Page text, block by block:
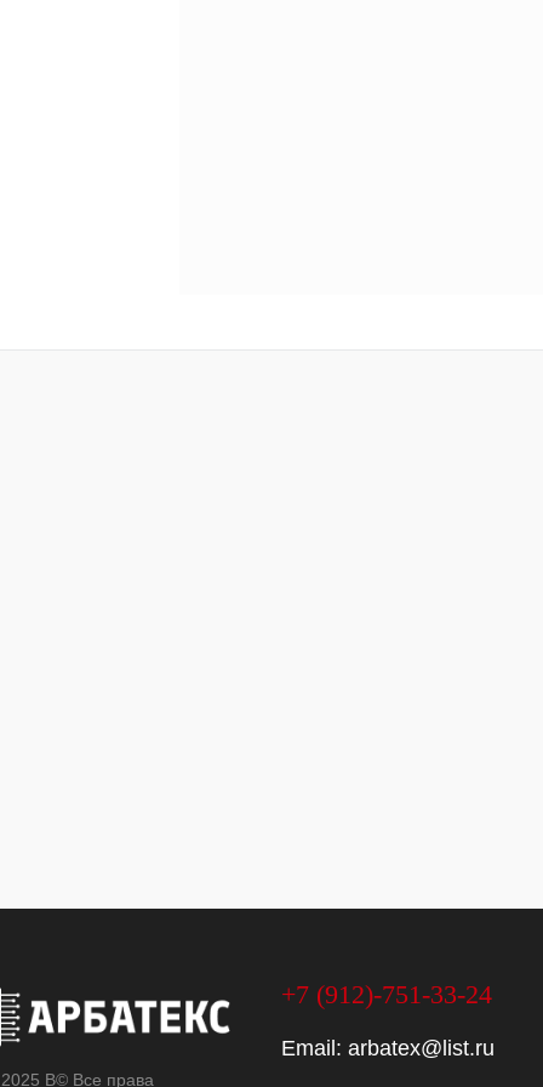
В© Все права
+7 (912)-751-33-24
Email: arbatex@list.ru